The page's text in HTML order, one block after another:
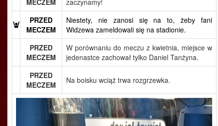
MECZEM
zaczynamy!
PRZED
MECZEM
Niestety, nie zanosi się na to, żeby fani
Widzewa zameldowali się na stadionie.
PRZED
MECZEM
W porównaniu do meczu z kwietnia, miejsce w
jedenastce zachował tylko Daniel Tanżyna.
PRZED
MECZEM
Na boisku wciąż trwa rozgrzewka.